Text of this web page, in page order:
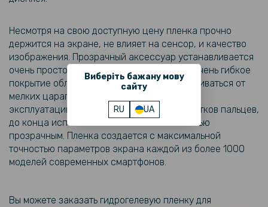
Виберіть бажану мову
сайту
RU UA
Кожаный чехол - накладка CODE Tactile Experience для Infinix Hot
50i 4G / Smart 9
169 грн
199 грн
Защитное стекло Tempered Glass 0.3mm для Infinix GT 20 Pro 5G
110 грн
129 грн
Несмотря на свою доступную цену пленка прочно
держится на экране, не влияет на сенсор, и качество
изображения. Прозрачный аксессуар устанавливается
очень просто, содержит клейкую основу. Очень гибкое
покрытие обладает способностью разглаживаться от
мелких царапин, что увеличивает его срок
эксплуатации. Снижает количество отпечатков пальцев,
до конца использования остается полностью
прозрачным. Пленка создается с максимальной
точностью параметров экрана каждой из более 1000
моделей современных смартфонов.
Вы можете заказать гидрогелевую пленку для